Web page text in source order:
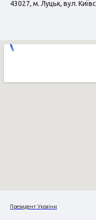
43027, м. Луцьк, вул.
Президент України